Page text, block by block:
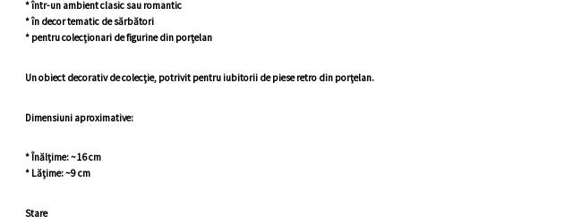
* într-un ambient clasic sau romantic
* în decor tematic de sărbători
* pentru colecționari de figurine din porțelan
Un obiect decorativ de colecție, potrivit pentru iubitorii de piese retro din porțelan.
Dimensiuni aproximative:
* Înălțime: ~16 cm
* Lățime: ~9 cm
Stare